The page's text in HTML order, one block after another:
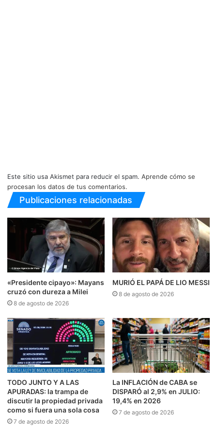
Este sitio usa Akismet para reducir el spam. Aprende cómo se
procesan los datos de tus comentarios.
Publicaciones relacionadas
«Presidente cipayo»: Mayans
cruzó con dureza a Milei
8 de agosto de 2026
MURIÓ EL PAPÁ DE LIO MESSI
8 de agosto de 2026
TODO JUNTO Y A LAS
APURADAS: la trampa de
discutir la propiedad privada
como si fuera una sola cosa
7 de agosto de 2026
La INFLACIÓN de CABA se
DISPARÓ al 2,9% en JULIO:
19,4% en 2026
7 de agosto de 2026